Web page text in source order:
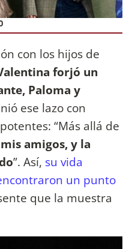
con los hijos de
forjó un
Paloma y
ese lazo con
“Más allá de
amigos, y la
”. Así, su vida
un punto
que la muestra